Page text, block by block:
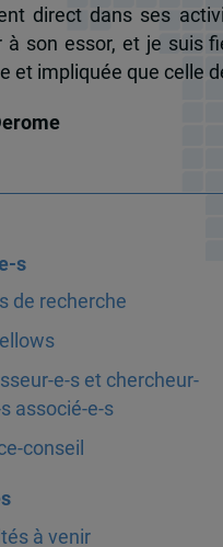
direct dans ses
à son essor, et je suis
et impliquée que celle
s
de recherche
e-s et chercheur-
associé-e-s
conseil
à venir